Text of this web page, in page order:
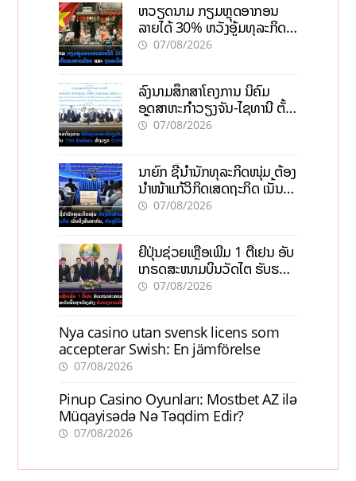
ຫວຽດນາມ ກຽມຫຼຸດອາກອນ
ລາຍໄດ້ 30% ຫວັງອູ້ມທຸລະກິດ
ຂະໜາດນ້ອຍ ແລະ ຈຸນລະ
07/08/2026
ລົງນາມສຶກສາໂຄງການ ນິຄົມ
ອຸດສາຫະກຳວຽງຈັນ-ໄຊທານີ ຕັ້ງ
ເປົ້າດຶງທຶນ 150 ລ້ານໂດລາ, ສ້າງ
07/08/2026
ນາຍົກ ຊີ້ນຳນັກທຸລະກິດໜຸ່ມ ຕ້ອງ
ນຳໜ້າແກ້ວິກິດເສດຖະກິດ ເນັ້ນດຶງ
ທຶນສາກົນ, ຫັນສູ່ດິຈິຕອນ
07/08/2026
ຍີ່ປຸ່ນຊ່ວຍເຫຼືອເພີ່ມ 1 ຕື້ເຢນ ອັບ
ເກຣດສະໜາມບິນວັດໄຕ ຮັບຮອງ
ການເຕີບໂຕ
07/08/2026
Nya casino utan svensk licens som
accepterar Swish: En jämförelse
07/08/2026
Pinup Casino Oyunları: Mostbet AZ ilə
Müqayisədə Nə Təqdim Edir?
07/08/2026